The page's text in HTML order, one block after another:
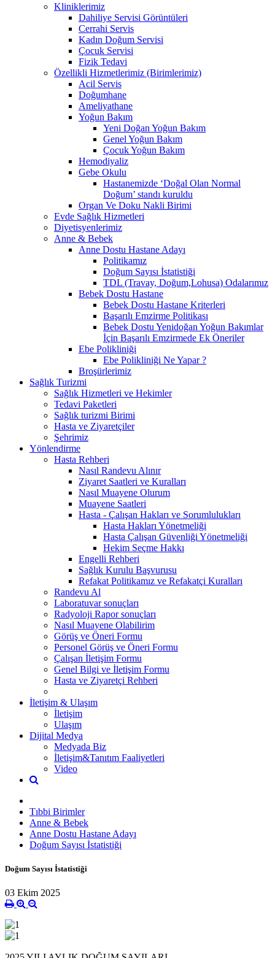
Kliniklerimiz
Dahiliye Servisi Görüntüleri
Cerrahi Servis
Kadın Doğum Servisi
Çocuk Servisi
Fizik Tedavi
Özellikli Hizmetlerimiz (Birimlerimiz)
Acil Servis
Doğumhane
Ameliyathane
Yoğun Bakım
Yeni Doğan Yoğun Bakım
Genel Yoğun Bakım
Çocuk Yoğun Bakım
Hemodiyaliz
Gebe Okulu
Hastanemizde ‘Doğal Olan Normal
Doğum’ standı kuruldu
Organ Ve Doku Nakli Birimi
Evde Sağlık Hizmetleri
Diyetisyenlerimiz
Anne & Bebek
Anne Dostu Hastane Adayı
Politikamız
Doğum Sayısı İstatistiği
TDL (Travay, Doğum,Lohusa) Odalarımız
Bebek Dostu Hastane
Bebek Dostu Hastane Kriterleri
Başarılı Emzirme Politikası
Bebek Dostu Yenidoğan Yoğun Bakımlar
İçin Başarılı Emzirmede Ek Öneriler
Ebe Polikliniği
Ebe Polikliniği Ne Yapar ?
Broşürlerimiz
Sağlık Turizmi
Sağlık Hizmetleri ve Hekimler
Tedavi Paketleri
Sağlık turizmi Birimi
Hasta ve Ziyaretçiler
Şehrimiz
Yönlendirme
Hasta Rehberi
Nasıl Randevu Alınır
Ziyaret Saatleri ve Kuralları
Nasıl Muayene Olurum
Muayene Saatleri
Hasta - Çalışan Hakları ve Sorumlulukları
Hasta Hakları Yönetmeliği
Hasta Çalışan Güvenliği Yönetmeliği
Hekim Seçme Hakkı
Engelli Rehberi
Sağlık Kurulu Başvurusu
Refakat Politikamız ve Refakatçi Kuralları
Randevu Al
Laboratuvar sonuçları
Radyoloji Rapor sonuçları
Nasıl Muayene Olabilirim
Görüş ve Öneri Formu
Personel Görüş ve Öneri Formu
Çalışan İletişim Formu
Genel Bilgi ve İletişim Formu
Hasta ve Ziyaretçi Rehberi
İletişim & Ulaşım
İletişim
Ulaşım
Dijital Medya
Medyada Biz
İletişim&Tanıtım Faaliyetleri
Video
Tıbbi Birimler
Anne & Bebek
Anne Dostu Hastane Adayı
Doğum Sayısı İstatistiği
Doğum Sayısı İstatistiği
03 Ekim 2025